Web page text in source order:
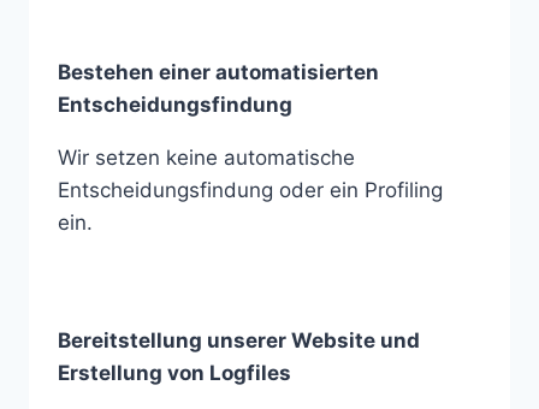
Bestehen einer automatisierten
Entscheidungsfindung
Wir setzen keine automatische
Entscheidungsfindung oder ein Profiling
ein.
Bereitstellung unserer Website und
Erstellung von Logfiles